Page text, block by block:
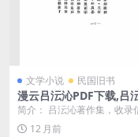
文学小说 民国旧书
漫云吕沄沁PDF下载,吕
作集
简介： 吕沄沁著作集，收录
小说、杂感、新体诗等作品
生平不详。 截图：...
12 月前